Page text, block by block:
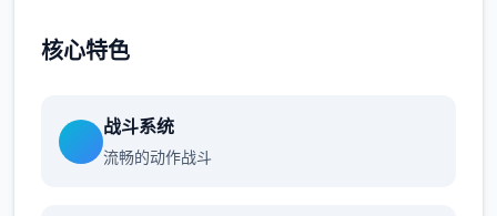
核心特色
战斗系统
流畅的动作战斗